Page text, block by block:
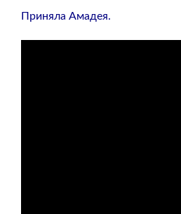
Приняла Амадея.